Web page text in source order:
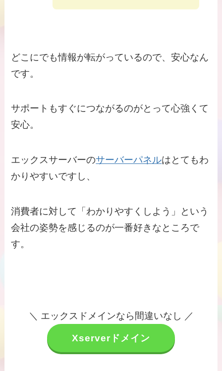
どこにでも情報が転がっているので、安心なん
です。
サポートもすぐにつながるのがとって心強くて
安心。
エックスサーバーのサーバーパネルはとてもわ
かりやすいですし、
消費者に対して「わかりやすくしよう」という
会社の姿勢を感じるのが一番好きなところで
す。
＼ エックスドメインなら間違いなし ／
Xserverドメイン